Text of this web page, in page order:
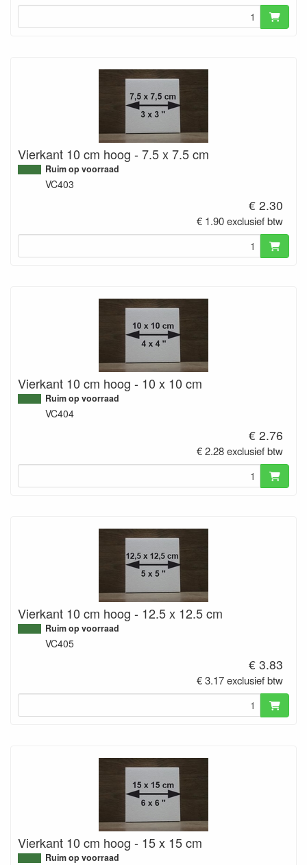
Vierkant 10 cm hoog - 7.5 x 7.5 cm
Ruim op voorraad
VC403
€ 2.30
€ 1.90 exclusief btw
Vierkant 10 cm hoog - 10 x 10 cm
Ruim op voorraad
VC404
€ 2.76
€ 2.28 exclusief btw
Vierkant 10 cm hoog - 12.5 x 12.5 cm
Ruim op voorraad
VC405
€ 3.83
€ 3.17 exclusief btw
Vierkant 10 cm hoog - 15 x 15 cm
Ruim op voorraad